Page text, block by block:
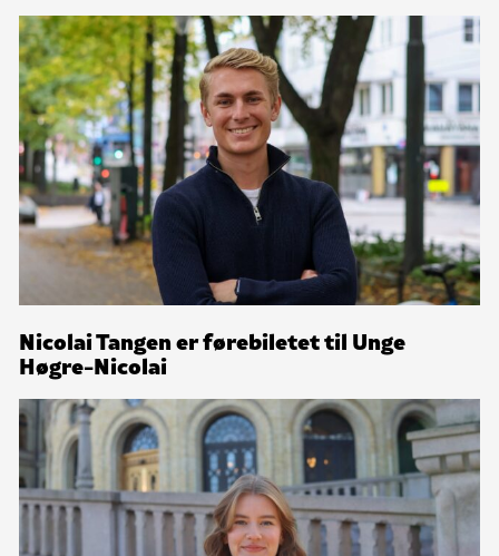
Nicolai Tangen er førebiletet til Unge
Høgre-Nicolai